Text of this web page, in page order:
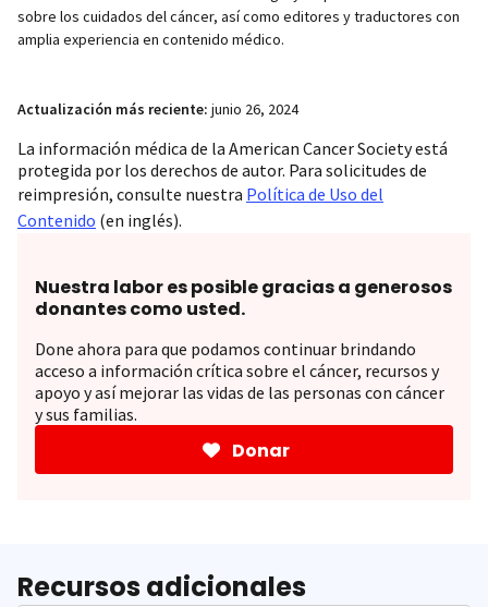
sobre los cuidados del cáncer, así como editores y traductores con
amplia experiencia en contenido médico.
Actualización más reciente: junio 26, 2024
La información médica de la American Cancer Society está
protegida por los derechos de autor. Para solicitudes de
reimpresión, consulte nuestra Política de Uso del
Contenido (en inglés).
Nuestra labor es posible gracias a generosos
donantes como usted.
Done ahora para que podamos continuar brindando
acceso a información crítica sobre el cáncer, recursos y
apoyo y así mejorar las vidas de las personas con cáncer
y sus familias.
Donar
Recursos adicionales